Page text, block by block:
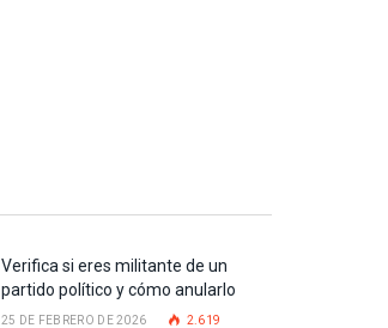
Verifica si eres militante de un
partido político y cómo anularlo
25 DE FEBRERO DE 2026 2.619